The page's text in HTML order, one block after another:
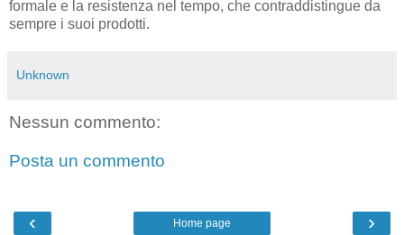
formale e la resistenza nel tempo, che contraddistingue da
sempre i suoi prodotti.
Unknown
Nessun commento:
Posta un commento
‹ ›
Home page